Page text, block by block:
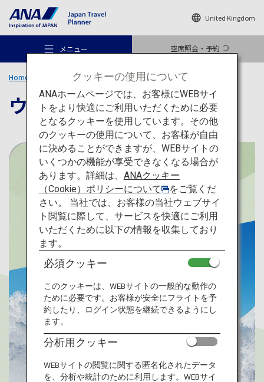
United Kingdom
メニュー 空席照会・予約
おすすめの旅
旅のアイデア
行き先
旅のお役立ち情報
ANA サービス
Home 旅のアイデア 特集 ウィンターアクティビティ
ウィンターアクティビティ
クッキーの使用について
ANAホームページでは、お客様にWEBサイ
トをより快適にご利用いただくために必要
となるクッキーを使用しています。その他
のクッキーの使用について、お客様が自由
に決めることができますが、WEBサイトの
いくつかの機能が享受できなくなる場合が
あります。詳細は、 ANAクッキー
（Cookie）ポリシーについて
をご覧くだ
さい。 当社では、お客様の当社ウェブサイ
ト閲覧に際して、サービスを快適にご利用
いただくために以下の情報を収集しており
ます。
必須クッキー
このクッキーは、WEBサイトの一般的な動作の
ために必要です。お客様が安全にフライトを予
約したり、ログイン状態を継続できるようにし
ます。
分析用クッキー
WEBサイトの閲覧に関する匿名化されたデータ
を、分析や統計のために利用します。WEBサイ